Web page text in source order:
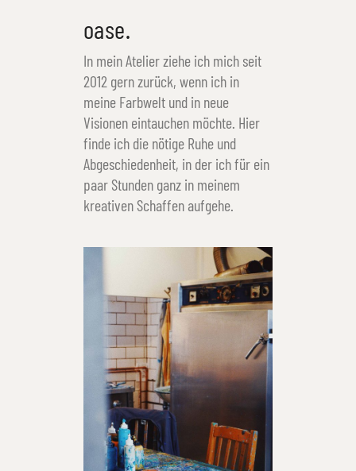
oase.
In mein Atelier ziehe ich mich seit
2012 gern zurück, wenn ich in
meine Farbwelt und in neue
Visionen eintauchen möchte. Hier
finde ich die nötige Ruhe und
Abgeschiedenheit, in der ich für ein
paar Stunden ganz in meinem
kreativen Schaffen aufgehe.